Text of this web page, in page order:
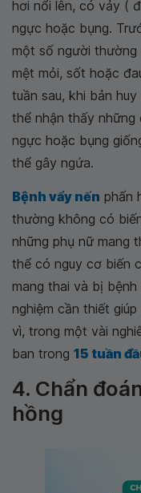
hơi nổi lên, có vảy (
ngực hoặc bụng.
một số người thường
mệt mỏi, sốt hoặc
tuần sau, khi bản
thể nhận thấy
ngực hoặc bụng
thể gây ngứa.
Bệnh vẩy nến phấn
thường không có
những phụ nữ mang
thể có nguy cơ biến
mang thai và bị
nghiệm cần thiết
vì, trong một vài
ban trong 15 tuần
4. Chẩn
hồng